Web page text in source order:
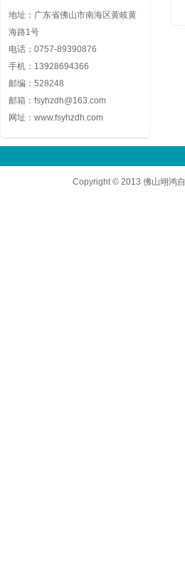
地址：广东省佛山市南海区黄岐黄
海路1号
电话：0757-89390876
手机：13928694366
邮编：528248
邮箱：fsyhzdh@163.com
网址：www.fsyhzdh.com
Copyright © 2013 佛山翊鸿